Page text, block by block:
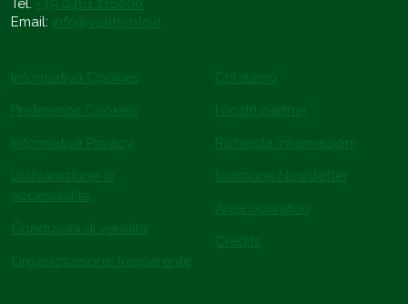
Tel. +39 0461 216000
Email: info@visittrento.it
Informativa Cookies
Preferenze Cookies
Informativa Privacy
Dichiarazione di
accessibilità
Condizioni di vendita
Organizzazione trasparente
Chi siamo
I nostri partner
Richiesta informazioni
Iscrizione Newsletter
Area operatori
Credits